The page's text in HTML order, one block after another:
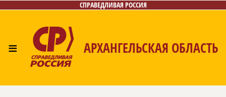
СПРАВЕДЛИВАЯ РОССИЯ
≡ АРХАНГЕЛЬСКАЯ ОБЛАСТЬ